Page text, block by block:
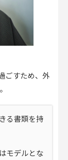
ごすため、外
る書類を持
モデルとな